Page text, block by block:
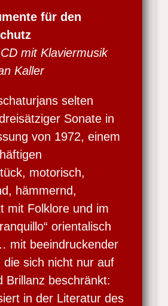
für den
mit Klaviermusik
Kaller
selten
Sonate in
von 1972, einem
motorisch,
hämmernd,
mit Folklore und im
orientalisch
mit beeindruckender
die sich nicht nur auf
Brillanz beschränkt:
in der Literatur des